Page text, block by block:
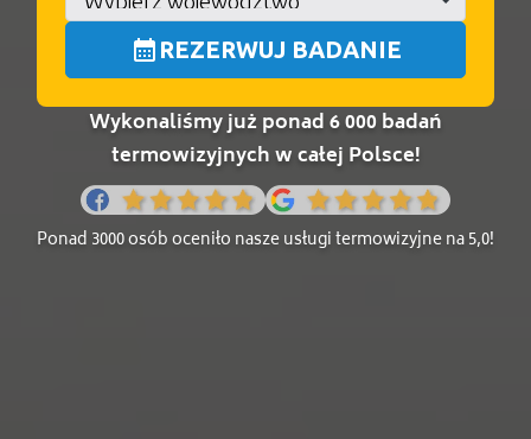
calendar_month REZERWUJ BADANIE
Wykonaliśmy już ponad 6 000 badań
termowizyjnych w całej Polsce!
Ponad 3000 osób oceniło nasze usługi termowizyjne na 5,0!